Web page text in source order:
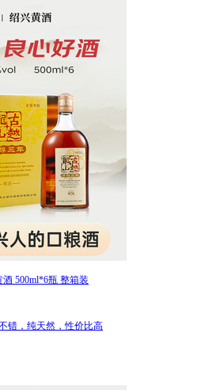
500ml*6瓶 整箱装
错，纯天然，性价比高